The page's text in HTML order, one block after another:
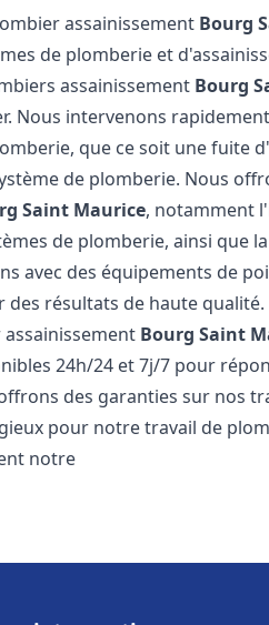
assainissement Bourg
de plomberie et
assainissement Bourg
Nous intervenons
que ce soit une fuite
de plomberie. Nous
Saint Maurice, notamment
de plomberie, ainsi que
avec des équipements de
résultats de haute
Bourg Saint
24h/24 et 7j/7 pour
des garanties sur nos
pour notre travail de
notre